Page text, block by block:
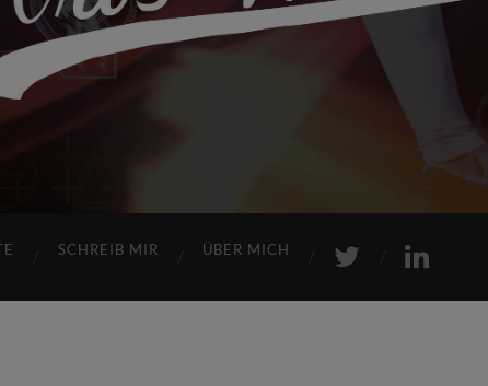
SCHREIB MIR ÜBER MICH